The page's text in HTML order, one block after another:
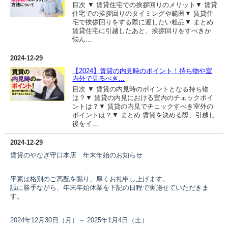
目次 ▼ 賃貸住宅での挨拶回りのメリット▼ 賃貸
住宅での挨拶回りのタイミングや範囲▼ 賃貸住
宅で挨拶回りをする際に渡したい粗品▼ まとめ
賃貸住宅に引越したあと、挨拶回りをすべきか
悩ん...
2024-12-29
【2024】賃貸の内見時のポイント！持ち物や室
内外で見るべき...
目次 ▼ 賃貸の内見時のポイントとなる持ち物
は？▼ 賃貸の内見における室内のチェックポイ
ントは？▼ 賃貸の内見でチェックすべき室外の
ポイントは？▼ まとめ 賃貸を決める際、引越し
後をイ...
2024-12-29
賃貸のやなぎ守口本店 年末年始のお知らせ
平素は格別のご高配を賜り、厚くお礼申し上げます。
誠に勝手ながら、年末年始休業を下記の日程で実施せていただきま
す。
2024年12月30日（月）～ 2025年1月4日（土）